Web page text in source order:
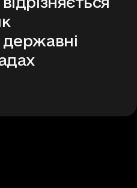
державні